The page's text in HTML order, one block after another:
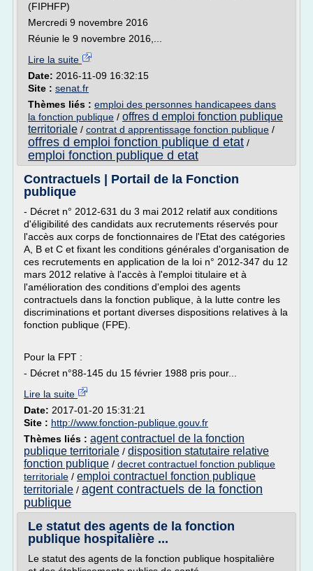
(FIPHFP)
Mercredi 9 novembre 2016
Réunie le 9 novembre 2016,...
Lire la suite
Date: 2016-11-09 16:32:15
Site : senat.fr
Thèmes liés : emploi des personnes handicapees dans
la fonction publique / offres d emploi fonction publique
territoriale / contrat d apprentissage fonction publique /
offres d emploi fonction publique d etat /
emploi fonction publique d etat
Contractuels | Portail de la Fonction
publique
- Décret n° 2012-631 du 3 mai 2012 relatif aux conditions
d'éligibilité des candidats aux recrutements réservés pour
l'accès aux corps de fonctionnaires de l'Etat des catégories
A, B et C et fixant les conditions générales d'organisation de
ces recrutements en application de la loi n° 2012-347 du 12
mars 2012 relative à l'accès à l'emploi titulaire et à
l'amélioration des conditions d'emploi des agents
contractuels dans la fonction publique, à la lutte contre les
discriminations et portant diverses dispositions relatives à la
fonction publique (FPE).
Pour la FPT :
- Décret n°88-145 du 15 février 1988 pris pour...
Lire la suite
Date: 2017-01-20 15:31:21
Site : http://www.fonction-publique.gouv.fr
Thèmes liés : agent contractuel de la fonction
publique territoriale / disposition statutaire relative
fonction publique / decret contractuel fonction publique
territoriale / emploi contractuel fonction publique
territoriale / agent contractuels de la fonction
publique
Le statut des agents de la fonction
publique hospitalière ...
Le statut des agents de la fonction publique hospitalière